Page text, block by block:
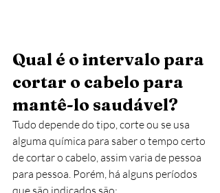
Qual é o intervalo para
cortar o cabelo para
mantê-lo saudável?
Tudo depende do tipo, corte ou se usa
alguma química para saber o tempo certo
de cortar o cabelo, assim varia de pessoa
para pessoa. Porém, há alguns períodos
que são indicados são: